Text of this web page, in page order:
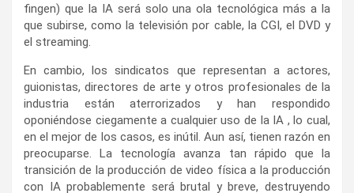
fingen) que la IA será solo una ola tecnológica más a la
que subirse, como la televisión por cable, la CGI, el DVD y
el streaming.
En cambio, los sindicatos que representan a actores,
guionistas, directores de arte y otros profesionales de la
industria están aterrorizados y han respondido
oponiéndose ciegamente a cualquier uso de la IA , lo cual,
en el mejor de los casos, es inútil. Aun así, tienen razón en
preocuparse. La tecnología avanza tan rápido que la
transición de la producción de video física a la producción
con IA probablemente será brutal y breve, destruyendo